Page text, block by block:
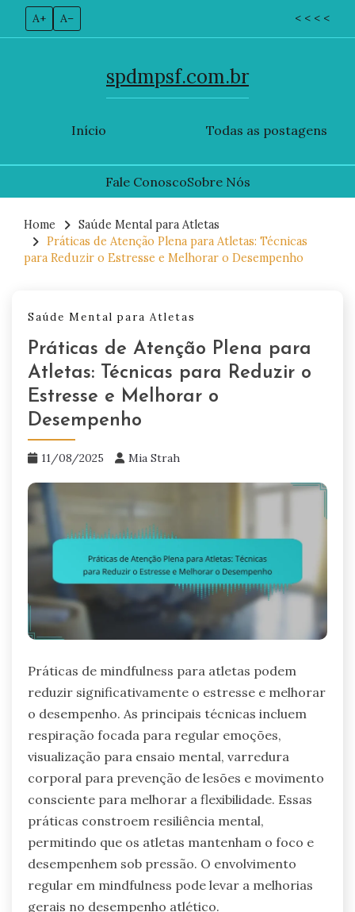
A+ A– < < < <
Início
spdmpsf.com.br
Todas as postagens
Fale ConoscoSobre Nós
content
Home
Saúde Mental para Atletas
Práticas de Atenção Plena para Atletas: Técnicas
para Reduzir o Estresse e Melhorar o Desempenho
Saúde Mental para Atletas
Práticas de Atenção Plena para
Atletas: Técnicas para Reduzir o
Estresse e Melhorar o
Desempenho
11/08/2025 Mia Strah
Práticas de mindfulness para atletas podem
reduzir significativamente o estresse e melhorar
o desempenho. As principais técnicas incluem
respiração focada para regular emoções,
visualização para ensaio mental, varredura
corporal para prevenção de lesões e movimento
consciente para melhorar a flexibilidade. Essas
práticas constroem resiliência mental,
permitindo que os atletas mantenham o foco e
desempenhem sob pressão. O envolvimento
regular em mindfulness pode levar a melhorias
gerais no desempenho atlético.